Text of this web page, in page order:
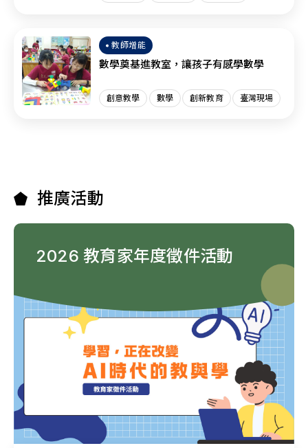
教師增能
數學奠基進教室，讓孩子有感學數學
創意教學 數學 創新教育 臺灣現場
推廣活動
2026 教育家年度徵件活動